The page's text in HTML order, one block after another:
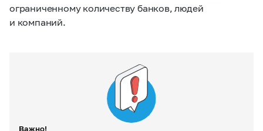
ограниченному количеству банков, людей
и компаний.
Важно!